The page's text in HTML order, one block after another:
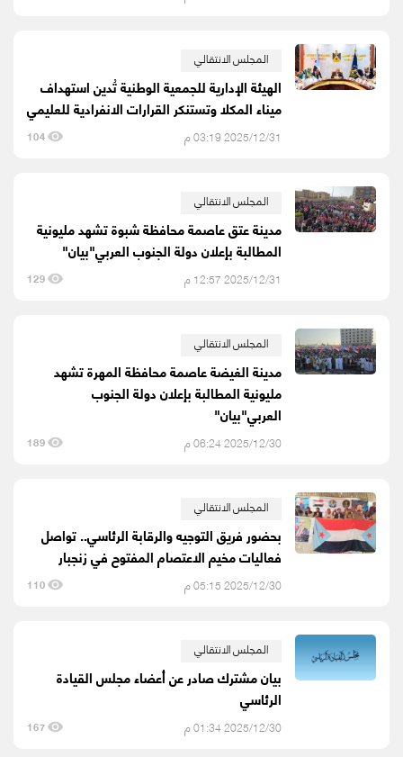
المجلس الانتقالي
الهيئة الإدارية للجمعية الوطنية تُدين استهداف
ميناء المكلا وتستنكر القرارات الانفرادية للعليمي
2025/12/31 03:19 م 104
المجلس الانتقالي
مدينة عتق عاصمة محافظة شبوة تشهد مليونية
المطالبة بإعلان دولة الجنوب العربي"بيان"
2025/12/31 12:57 م 129
المجلس الانتقالي
مدينة الغيضة عاصمة محافظة المهرة تشهد
مليونية المطالبة بإعلان دولة الجنوب
العربي"بيان"
2025/12/30 06:24 م 189
المجلس الانتقالي
بحضور فريق التوجيه والرقابة الرئاسي.. تواصل
فعاليات مخيم الاعتصام المفتوح في زنجبار
2025/12/30 05:15 م 110
المجلس الانتقالي
بيان مشترك صادر عن أعضاء مجلس القيادة
الرئاسي
2025/12/30 01:34 م 167